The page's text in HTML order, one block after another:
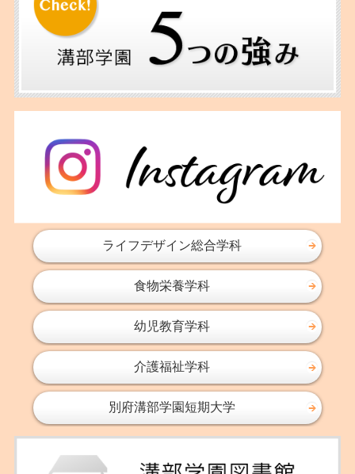
ライフデザイン総合学科
食物栄養学科
幼児教育学科
介護福祉学科
別府溝部学園短期大学